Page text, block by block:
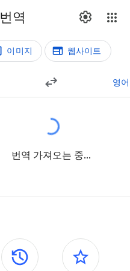
번역
이미지 웹사이트
영어
번역 가져오는 중...